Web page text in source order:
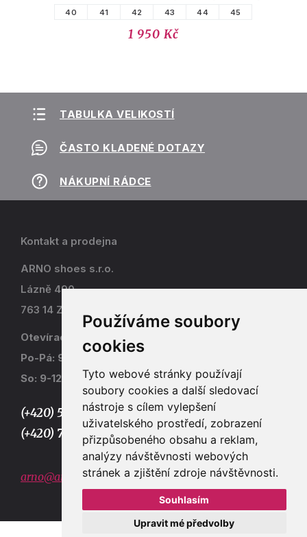
Používáme soubory
cookies
Tyto webové stránky používají
soubory cookies a další sledovací
nástroje s cílem vylepšení
uživatelského prostředí, zobrazení
přizpůsobeného obsahu a reklam,
analýzy návštěvnosti webových
stránek a zjištění zdroje návštěvnosti.
Souhlasím
Upravit mé předvolby
40 41 42 43 44 45
1 950 Kč
TABULKA VELIKOSTÍ
ČASTO KLADENÉ DOTAZY
NÁKUPNÍ RÁDCE
Kontakt a prodejna
ARNO shoes s.r.o.
Lázně 490
763 14 Zlín - Kostelec
Otevírací doba
Po-Pá: 9-17
So: 9-12
(+420) 577 915 036,
(+420) 773 667 390
arno@arno.cz